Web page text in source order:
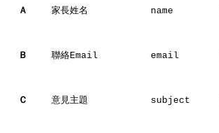
Ａ 家長姓名 name
Ｂ 聯絡Email email
Ｃ 意見主題 subject